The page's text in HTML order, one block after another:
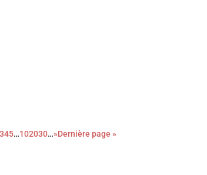
345…102030…»Dernière page »